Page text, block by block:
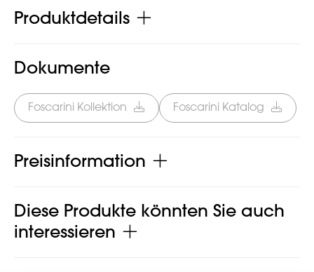
Produktdetails
Dokumente
Foscarini Kollektion Foscarini Katalog
Preisinformation
Diese Produkte könnten Sie auch
interessieren